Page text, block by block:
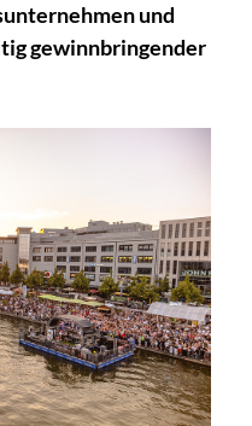
und
gewinnbringender